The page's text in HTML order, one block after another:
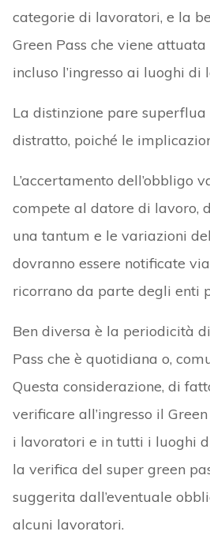
categorie di lavoratori, e la
Green Pass che viene
incluso l’ingresso ai luoghi di
La distinzione pare
distratto, poiché le
L’accertamento dell’obbligo
compete al datore di lavoro,
una tantum e le variazioni
dovranno essere notificate
ricorrano da parte degli enti
Ben diversa è la periodicità
Pass che è quotidiana o,
Questa considerazione, di
verificare all’ingresso il
i lavoratori e in tutti i luoghi
la verifica del super green
suggerita dall’eventuale
alcuni lavoratori.